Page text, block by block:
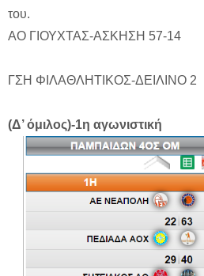
του.
ΑΟ ΓΙΟΥΧΤΑΣ-ΑΣΚΗΣΗ 57-14
ΓΣΗ ΦΙΛΑΘΛΗΤΙΚΟΣ-ΔΕΙΛΙΝΟ 2
(Δ’ όμιλος)-1η αγωνιστική